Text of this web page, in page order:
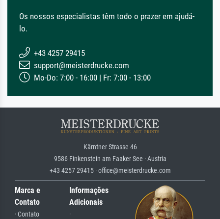
Os nossos especialistas têm todo o prazer em ajudá-
lo.
+43 4257 29415
support@meisterdrucke.com
Mo-Do: 7:00 - 16:00 | Fr: 7:00 - 13:00
Kärntner Strasse 46
9586 Finkenstein am Faaker See · Austria
+43 4257 29415 · office@meisterdrucke.com
Marca e
Contato
· Contato
Informações
Adicionais
·